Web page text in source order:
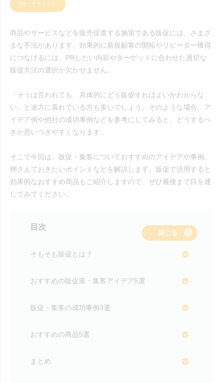
#マーケティング
商品やサービスなどを販売促進する施策である販促には、さまざ
まな手法があります。効果的に新規顧客の開拓やリピーター獲得
につなげるには、PRしたい内容やターゲットに合わせた適切な
販促方法の選択が欠かせません。
「そうは言われても、具体的にどう販促すればよいかわからな
い」と途方に暮れている方も多いでしょう。そのような場合、ア
イデア例や他社の成功事例などを参考にしてみると、どうするべ
きか思いつきやすくなります。
そこで今回は、販促・集客についておすすめのアイデアや事例、
押さえておきたいポイントなどを解説します。販促で活用すると
効果的なおすすめ商品もご紹介しますので、ぜひ最後まで目を通
してみてください。
目次
表示する
閉じる
そもそも販促とは？
おすすめの販促策・集客アイデア5選
販促・集客の成功事例3選
おすすめの商品5選
まとめ